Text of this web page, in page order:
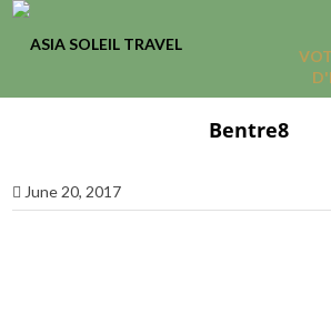
Bentre8
June 20, 2017